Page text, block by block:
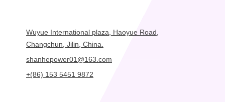
Wuyue International plaza, Haoyue Road,
Changchun, Jilin, China.
shanhepower01@163.com
+(86) 153 5451 9872